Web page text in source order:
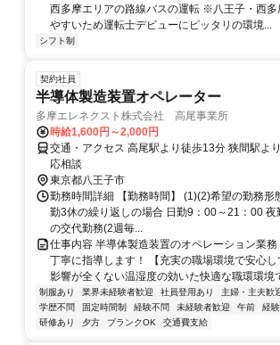
西多摩エリアの路線バスの運転 ※八王子・西
やすいため運転士デビューにピッタリの環境...
シフト制
契約社員
半導体製造装置オペレーター
多摩エレネクスト株式会社 高尾事業所
時給1,600円～2,000円
交通・アクセス 高尾駅より徒歩13分 狭間駅よ
応相談
東京都八王子市
勤務時間詳細 【勤務時間】 (1)(2)希望の勤務
勤3休の繰り返しの場合 日勤9：00～21：00
の交代勤務(2週毎...
仕事内容 半導体製造装置のオペレーション業
丁寧に指導します！ 【充実の職場環境で安心
影響が全くない温湿度の効いた快適な職環環境
制服あり 業界未経験者歓迎 社員登用あり 主婦・主夫歓
学歴不問
固定時間制 経験不問 未経験者歓迎 午前 経
研修あり
夕方 ブランクOK 交通費支給